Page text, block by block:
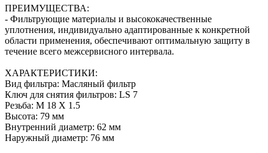
ПРЕИМУЩЕСТВА:
- Фильтрующие материалы и высококачественные
уплотнения, индивидуально адаптированные к конкретной
области применения, обеспечивают оптимальную защиту в
течение всего межсервисного интервала.
ХАРАКТЕРИСТИКИ:
Вид фильтра: Масляный фильтр
Ключ для снятия фильтров: LS 7
Резьба: M 18 X 1.5
Высота: 79 мм
Внутренний диаметр: 62 мм
Наружный диаметр: 76 мм